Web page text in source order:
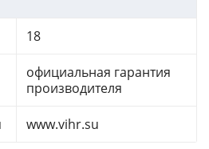
18
официальная гарантия
производителя
www.vihr.su